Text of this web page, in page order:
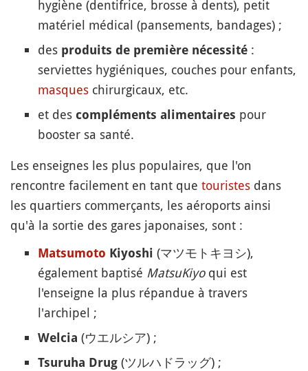
hygiène (dentifrice, brosse à dents), petit
matériel médical (pansements, bandages) ;
des produits de première nécessité :
serviettes hygiéniques, couches pour enfants,
masques chirurgicaux, etc.
et des compléments alimentaires pour
booster sa santé.
Les enseignes les plus populaires, que l'on
rencontre facilement en tant que touristes dans
les quartiers commerçants, les aéroports ainsi
qu'à la sortie des gares japonaises, sont :
Matsumoto Kiyoshi (マツモトキヨシ),
également baptisé MatsuKiyoqui est
l'enseigne la plus répandue à travers
l'archipel ;
Welcia (ウエルシア) ;
Tsuruha Drug (ツルハドラッグ) ;